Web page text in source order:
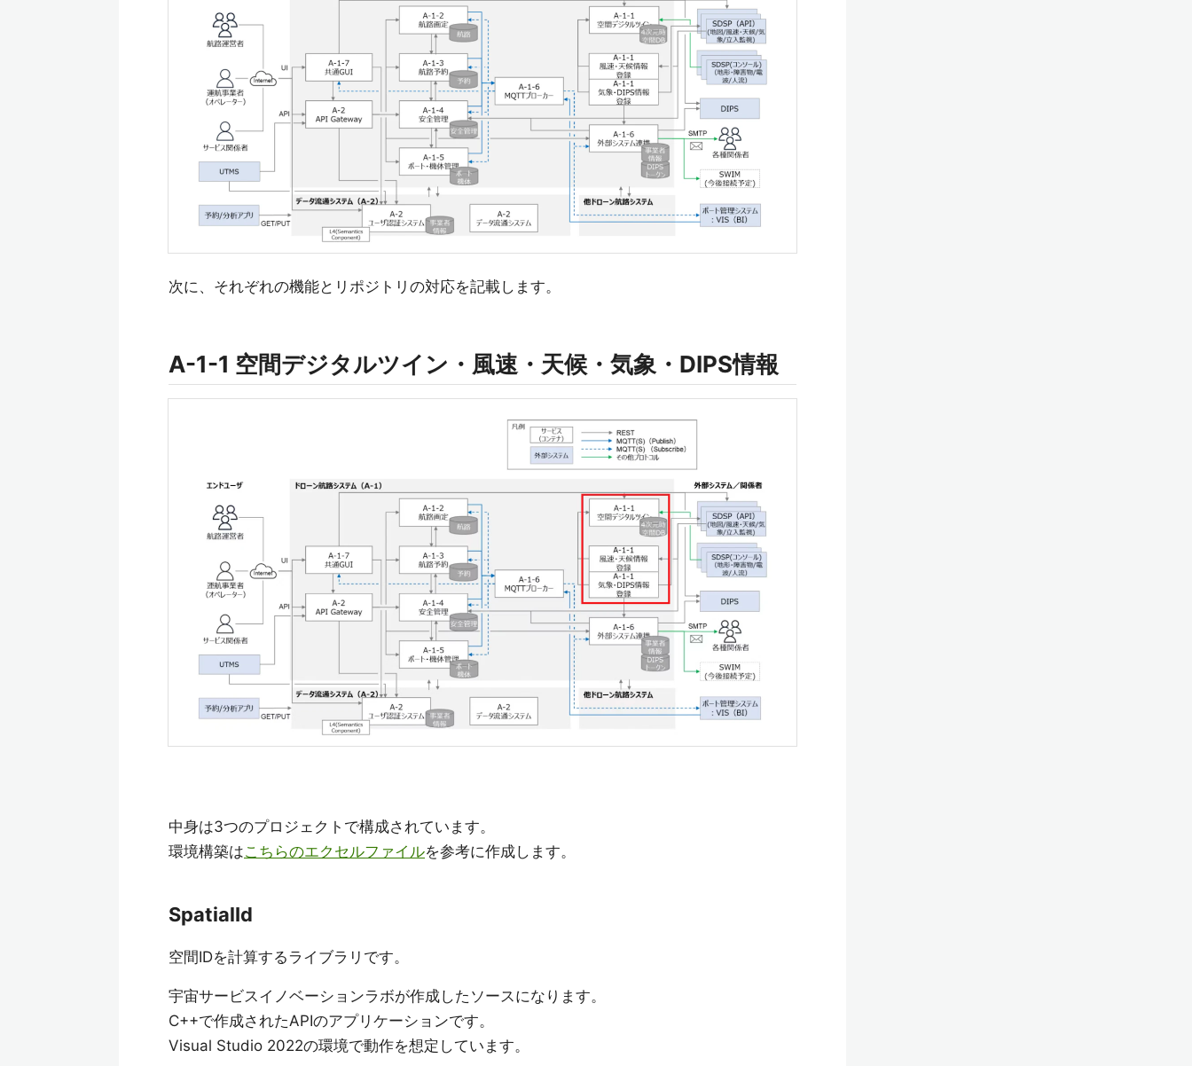
次に、それぞれの機能とリポジトリの対応を記載します。
A-1-1 空間デジタルツイン・風速・天候・気象・DIPS情報
中身は3つのプロジェクトで構成されています。
環境構築はこちらのエクセルファイルを参考に作成します。
SpatialId
空間IDを計算するライブラリです。
宇宙サービスイノベーションラボが作成したソースになります。
C++で作成されたAPIのアプリケーションです。
Visual Studio 2022の環境で動作を想定しています。